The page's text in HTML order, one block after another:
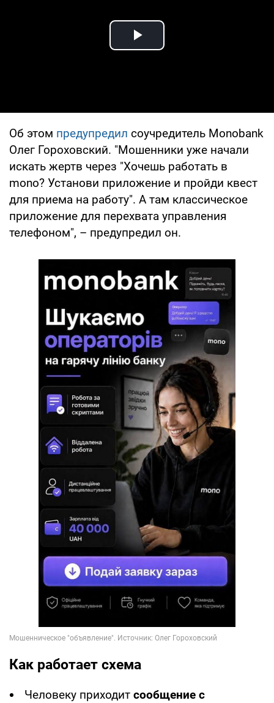
Play Video
Об этом предупредил соучредитель Monobank
Олег Гороховский. "Мошенники уже начали
искать жертв через "Хочешь работать в
mono? Установи приложение и пройди квест
для приема на работу". А там классическое
приложение для перехвата управления
телефоном", – предупредил он.
Как работает схема
Человеку приходит сообщение с